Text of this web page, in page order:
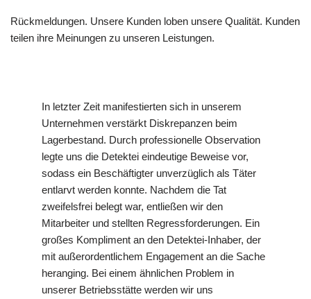
Rückmeldungen. Unsere Kunden loben unsere Qualität. Kunden
teilen ihre Meinungen zu unseren Leistungen.
In letzter Zeit manifestierten sich in unserem
Unternehmen verstärkt Diskrepanzen beim
Lagerbestand. Durch professionelle Observation
legte uns die Detektei eindeutige Beweise vor,
sodass ein Beschäftigter unverzüglich als Täter
entlarvt werden konnte. Nachdem die Tat
zweifelsfrei belegt war, entließen wir den
Mitarbeiter und stellten Regressforderungen. Ein
großes Kompliment an den Detektei-Inhaber, der
mit außerordentlichem Engagement an die Sache
heranging. Bei einem ähnlichen Problem in
unserer Betriebsstätte werden wir uns